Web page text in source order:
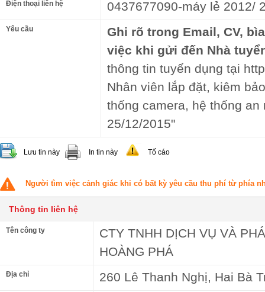
Điện thoại liên hệ 0437677090-máy lẻ 2012/
Yêu cầu
Ghi rõ trong Email, CV,
việc khi gửi đến Nhà
thông tin tuyển dụng tại
Nhân viên lắp đặt, kiêm
thống camera, hệ thống an
25/12/2015"
Lưu tin này In tin này Tố cáo
Người tìm việc cảnh giác khi có bất kỳ yêu cầu thu phí từ phía
Thông tin liên hệ
Tên công ty
CTY TNHH DỊCH VỤ VÀ
HOÀNG PHÁ
Địa chỉ 260 Lê Thanh Nghị, Hai Bà